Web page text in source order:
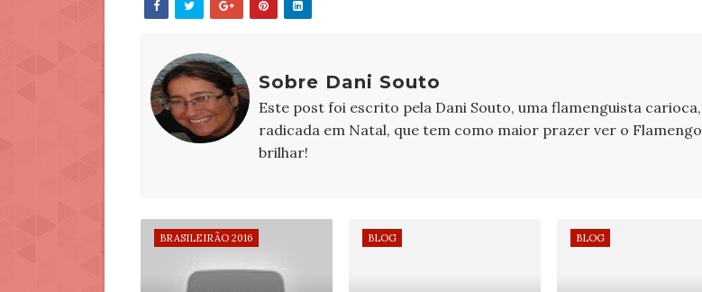
Sobre Dani Souto
Este post foi escrito pela Dani Souto, uma flamenguista carioca,
radicada em Natal, que tem como maior prazer ver o Flamengo
brilhar!
BRASILEIRÃO 2016 BLOG BLOG